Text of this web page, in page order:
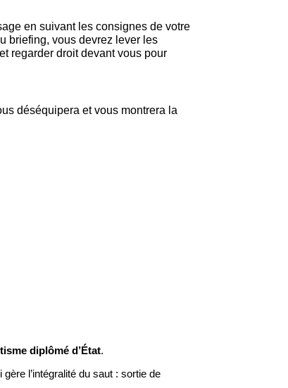
en suivant les consignes de votre
briefing, vous devrez lever les
regarder droit devant vous pour
déséquipera et vous montrera la
diplômé d’État.
gère l’intégralité du saut : sortie de